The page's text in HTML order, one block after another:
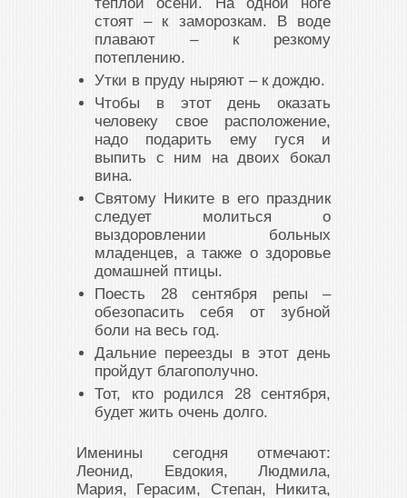
стоят – к заморозкам. В воде
плавают – к резкому
потеплению.
Утки в пруду ныряют – к дождю.
Чтобы в этот день оказать
человеку свое расположение,
надо подарить ему гуся и
выпить с ним на двоих бокал
вина.
Святому Никите в его праздник
следует молиться о
выздоровлении больных
младенцев, а также о здоровье
домашней птицы.
Поесть 28 сентября репы –
обезопасить себя от зубной
боли на весь год.
Дальние переезды в этот день
пройдут благополучно.
Тот, кто родился 28 сентября,
будет жить очень долго.
Именины сегодня отмечают:
Леонид, Евдокия, Людмила,
Мария, Герасим, Степан, Никита,